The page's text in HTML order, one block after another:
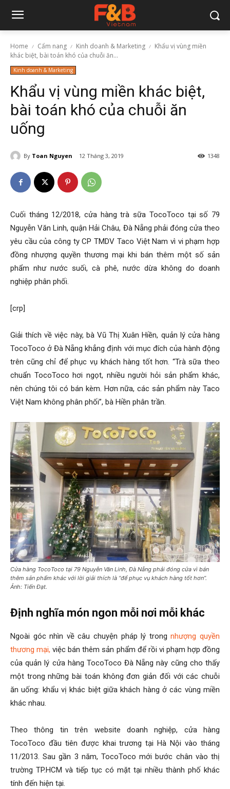
Home Cẩm nang Kinh doanh & Marketing
Khẩu vị vùng miền
khác biệt, bài toán khó của chuỗi ăn...
Kinh doanh & Marketing
Khẩu vị vùng miền khác biệt,
bài toán khó của chuỗi ăn
uống
By Toan Nguyen 12 Tháng 3, 2019 1348
Cuối tháng 12/2018, cửa hàng trà sữa TocoToco tại số 79
Nguyễn Văn Linh, quận Hải Châu, Đà Nẵng phải đóng cửa theo
yêu cầu của công ty CP TMDV Taco Việt Nam vì vi phạm hợp
đồng nhượng quyền thương mại khi bán thêm một số sản
phẩm như nước suối, cà phê, nước dừa không do doanh
nghiệp phân phối.
[crp]
Giải thích về việc này, bà Vũ Thị Xuân Hiền, quản lý cửa hàng
TocoToco ở Đà Nẵng khẳng định với mục đích của hành động
trên cũng chỉ để phục vụ khách hàng tốt hơn. “Trà sữa theo
chuẩn TocoToco hơi ngọt, nhiều người hỏi sản phẩm khác,
nên chúng tôi có bán kèm. Hơn nữa, các sản phẩm này Taco
Việt Nam không phân phối”, bà Hiền phân trần.
Cửa hàng TocoToco tại 79 Nguyễn Văn Linh, Đà Nẵng phải đóng cửa vì bán
thêm sản phẩm khác với lời giải thích là “để phục vụ khách hàng tốt hơn”.
Ảnh: Tiến Đạt.
Định nghĩa món ngon mỗi nơi mỗi khác
Ngoài góc nhìn về câu chuyện pháp lý trongnhượng quyền
thương mại, việc bán thêm sản phẩm để rồi vi phạm hợp đồng
của quản lý cửa hàng TocoToco Đà Nẵng này cũng cho thấy
một trong những bài toán không đơn giản đối với các chuỗi
ăn uống: khẩu vị khác biệt giữa khách hàng ở các vùng miền
khác nhau.
Theo thông tin trên website doanh nghiệp, cửa hàng
TocoToco đầu tiên được khai trương tại Hà Nội vào tháng
11/2013. Sau gần 3 năm, TocoToco mới bước chân vào thị
trường TP.HCM và tiếp tục có mặt tại nhiều thành phố khác
tính đến hiện tại.